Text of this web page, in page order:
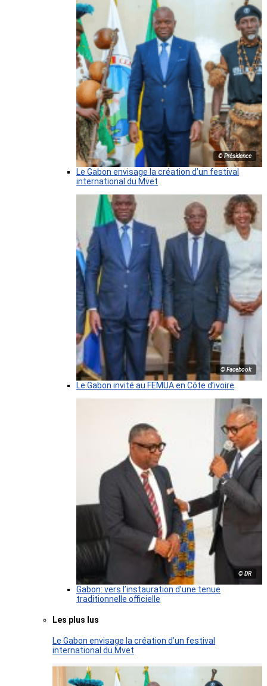
© Présidence
Le Gabon envisage la création d’un festival
international du Mvet
© Facebook
Le Gabon invité au FEMUA en Côte d’ivoire
© DR
Gabon: vers l’instauration d’une tenue
traditionnelle officielle
Les plus lus
Le Gabon envisage la création d’un festival
international du Mvet